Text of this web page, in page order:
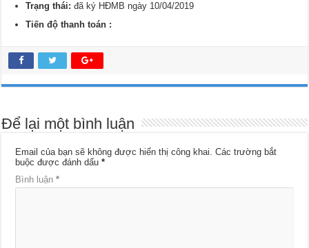
Trạng thái:đã ký HĐMB ngày 10/04/2019
Tiến độ thanh toán :
Để lại một bình luận
Email của bạn sẽ không được hiển thị công khai. Các trường bắt
buộc được đánh dấu*
Bình luận*